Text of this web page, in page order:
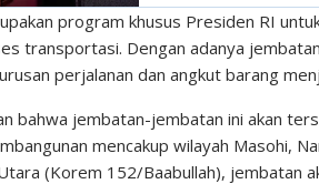
program khusus Presiden RI
transportasi. Dengan adanya
perjalanan dan angkut barang
bahwa jembatan-jembatan ini akan
mencakup wilayah Masohi,
(Korem 152/Baabullah), jembatan